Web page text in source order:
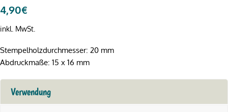
4,90€
inkl. MwSt.
Stempelholzdurchmesser: 20 mm
Abdruckmaße: 15 x 16 mm
Verwendung